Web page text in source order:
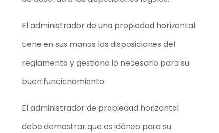
El administrador de una propiedad horizontal
tiene en sus manos las disposiciones del
reglamento y gestiona lo necesario para su
buen funcionamiento.
El administrador de propiedad horizontal
debe demostrar que es idóneo para su